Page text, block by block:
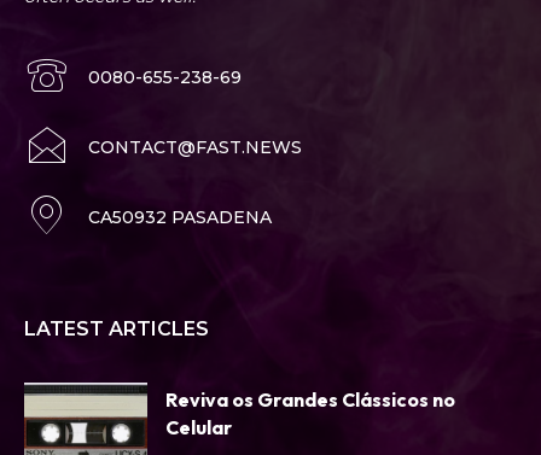
0080-655-238-69
CONTACT@FAST.NEWS
CA50932 PASADENA
LATEST ARTICLES
Reviva os Grandes Clássicos no
Celular